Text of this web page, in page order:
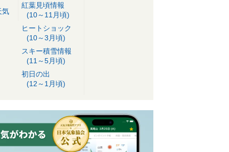
気
紅葉見頃情報
(10～11月頃)
ヒートショック
(10～3月頃)
スキー積雪情報
(11～5月頃)
初日の出
(12～1月頃)